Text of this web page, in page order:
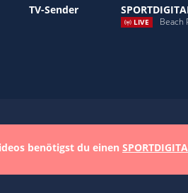
TV-Sender
LIVE Beach
benötigst du einen